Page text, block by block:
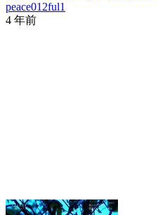
peace012ful1
4 年前